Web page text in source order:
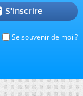
Se souvenir de moi ?
S'inscrire